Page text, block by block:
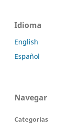
Idioma
English
Español
Navegar
Categorías